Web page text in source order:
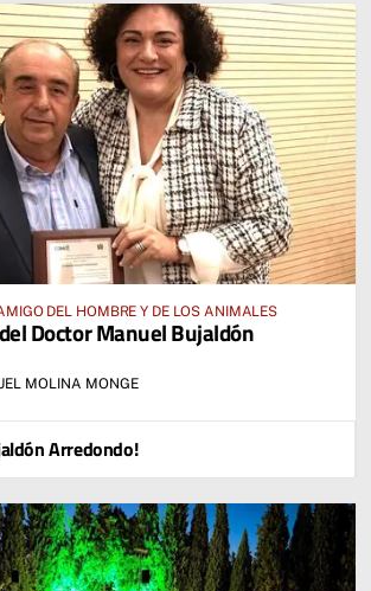
DEL HOMBRE Y DE LOS ANIMALES
MOLINA MONGE
Arredondo!